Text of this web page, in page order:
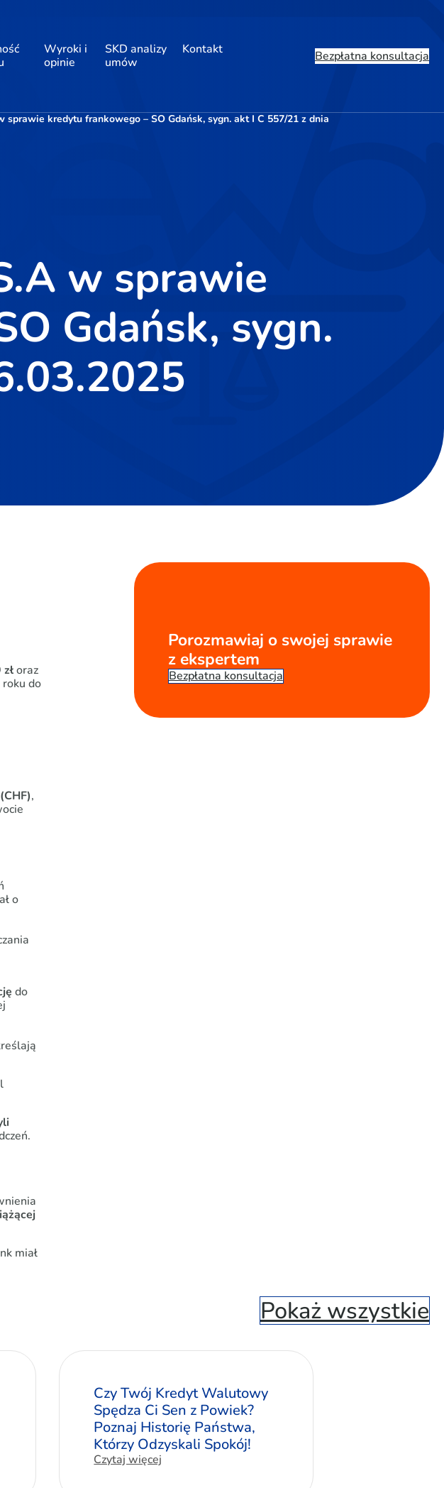
Wyroki i
opinie
SKD analizy
umów
Kontakt Bezpłatna konsultacja
sprawie kredytu frankowego – SO Gdańsk, sygn. akt I C 557/21 z dnia
w sprawie
Gdańsk, sygn.
oraz
do
,
o
do
miał
Porozmawiaj o swojej sprawie
z ekspertem
Bezpłatna konsultacja
Pokaż wszystkie
Czy Twój Kredyt Walutowy
Spędza Ci Sen z Powiek?
Poznaj Historię Państwa,
Którzy Odzyskali Spokój!
Czytaj więcej